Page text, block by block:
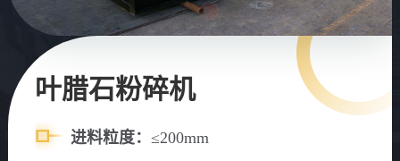
叶腊石粉碎机
进料粒度： ≤200mm